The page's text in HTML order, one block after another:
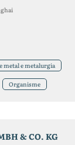
metal e metalurgia
Organisme
& CO. KG